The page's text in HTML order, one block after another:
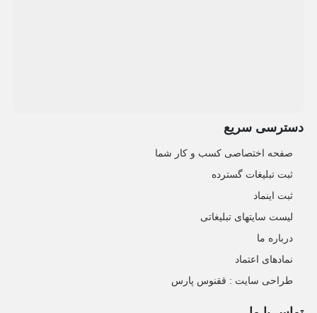
دسترسی سریع
صفحه اختصاصی کسب و کار شما
ثبت تبلیغات گسترده
ثبت اینماد
لیست سایتهای تبلیغاتی
درباره ما
نمادهای اعتماد
طراحی سایت : ققنوس پارس